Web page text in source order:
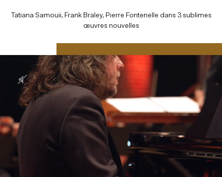
Tatiana Samouii, Frank Braley, Pierre Fontenelle dans 3 sublimes
œuvres nouvelles